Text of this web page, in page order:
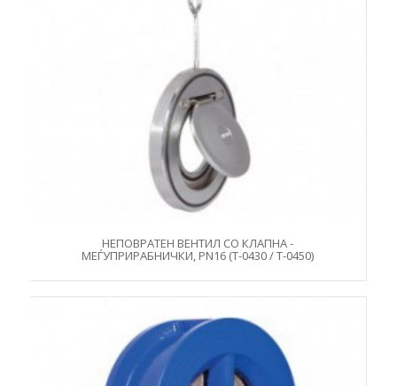
НЕПОВРАТЕН ВЕНТИЛ СО КЛАПНА -
МЕЃУПРИРАБНИЧКИ, PN16 (Т-0430 / Т-0450)